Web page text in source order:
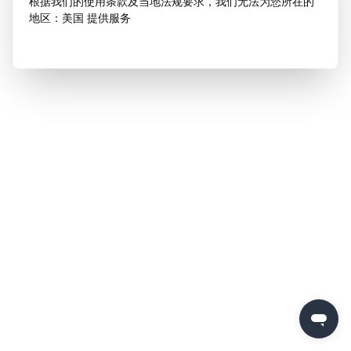
地区：美国 提供服务